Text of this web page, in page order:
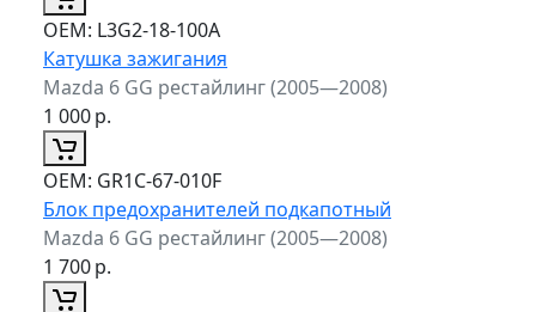
ОЕМ: L3G2-18-100A
Катушка зажигания
Mazda 6 GG рестайлинг (2005—2008)
1 000р.
ОЕМ: GR1C-67-010F
Блок предохранителей подкапотный
Mazda 6 GG рестайлинг (2005—2008)
1 700р.